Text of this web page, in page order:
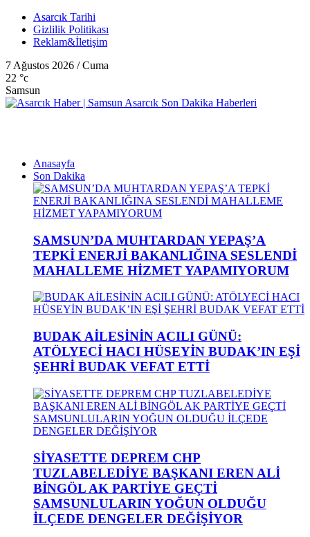
Asarcık Tarihi
Gizlilik Politikası
Reklam&İletişim
7 Ağustos 2026 / Cuma
22 °c
Samsun
Anasayfa
Son Dakika
SAMSUN’DA MUHTARDAN YEPAŞ’A
TEPKİ ENERJİ BAKANLIĞINA SESLENDİ
MAHALLEME HİZMET YAPAMIYORUM
BUDAK AİLESİNİN ACILI GÜNÜ:
ATÖLYECİ HACI HÜSEYİN BUDAK’IN EŞİ
ŞEHRİ BUDAK VEFAT ETTİ
SİYASETTE DEPREM CHP
TUZLABELEDİYE BAŞKANI EREN ALİ
BİNGÖL AK PARTİYE GEÇTİ
SAMSUNLULARIN YOĞUN OLDUĞU
İLÇEDE DENGELER DEĞİŞİYOR